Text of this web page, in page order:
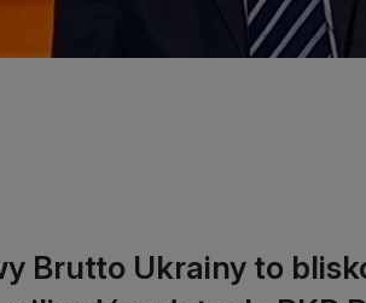
Brutto Ukrainy to